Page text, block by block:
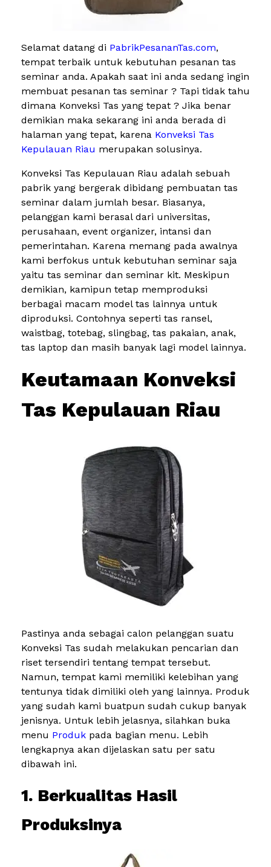
Selamat datang di PabrikPesananTas.com,
tempat terbaik untuk kebutuhan pesanan tas
seminar anda. Apakah saat ini anda sedang ingin
membuat pesanan tas seminar ? Tapi tidak tahu
dimana Konveksi Tas yang tepat ? Jika benar
demikian maka sekarang ini anda berada di
halaman yang tepat, karena Konveksi Tas
Kepulauan Riau merupakan solusinya.
Konveksi Tas Kepulauan Riau adalah sebuah
pabrik yang bergerak dibidang pembuatan tas
seminar dalam jumlah besar. Biasanya,
pelanggan kami berasal dari universitas,
perusahaan, event organizer, intansi dan
pemerintahan. Karena memang pada awalnya
kami berfokus untuk kebutuhan seminar saja
yaitu tas seminar dan seminar kit. Meskipun
demikian, kamipun tetap memproduksi
berbagai macam model tas lainnya untuk
diproduksi. Contohnya seperti tas ransel,
waistbag, totebag, slingbag, tas pakaian, anak,
tas laptop dan masih banyak lagi model lainnya.
Keutamaan Konveksi
Tas Kepulauan Riau
Pastinya anda sebagai calon pelanggan suatu
Konveksi Tas sudah melakukan pencarian dan
riset tersendiri tentang tempat tersebut.
Namun, tempat kami memiliki kelebihan yang
tentunya tidak dimiliki oleh yang lainnya. Produk
yang sudah kami buatpun sudah cukup banyak
jenisnya. Untuk lebih jelasnya, silahkan buka
menu Produk pada bagian menu. Lebih
lengkapnya akan dijelaskan satu per satu
dibawah ini.
1. Berkualitas Hasil
Produksinya